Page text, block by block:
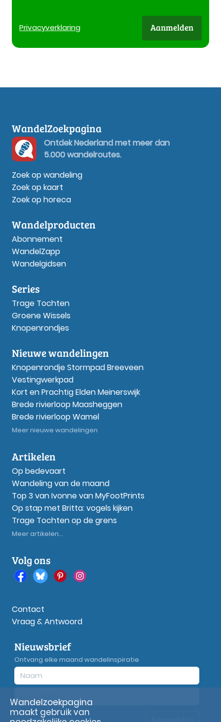
Privacyverklaring Aanmelden
WandelZoekpagina
Ontdek Nederland met meer dan
5.000 wandelroutes.
Zoek op wandeling
Zoek op kaart
Zoek op horeca
Wandelproducten
Abonnement
WandelZapp
Wandelgidsen
Series
Trage Tochten
Groene Wissels
Knopenrondjes
Nieuwe wandelingen
Knopenrondje Stormpad Breeveen
Vestingwerkpad
Kort en Prachtig Elden Meinerswijk
Brede rivierloop Maasheggen
Brede rivierloop Wamel
Meer nieuwe wandelingen
Artikelen
Op bedevaart
Wandeling van de maand
Top 3 van Ivonne van MyFootPrints
Op stap met Britta: vogels kijken
Trage Tochten op de grens
Meer artikelen...
Volg ons
Contact
Vraag & Antwoord
Nieuwsbrief
Ontvang elke maand wandelinspiratie
Privacyverklaring
Wandelzoekpagina
maakt gebruik van